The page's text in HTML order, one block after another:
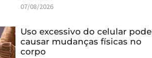
07/08/2026
Uso excessivo do celular pode
causar mudanças físicas no
corpo